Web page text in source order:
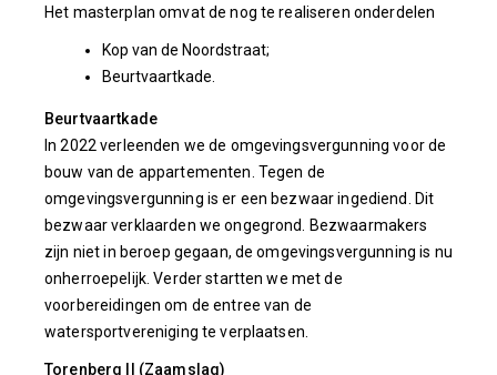
Het masterplan omvat de nog te realiseren onderdelen
Kop van de Noordstraat;
Beurtvaartkade.
Beurtvaartkade
In 2022 verleenden we de omgevingsvergunning voor de
bouw van de appartementen. Tegen de
omgevingsvergunning is er een bezwaar ingediend. Dit
bezwaar verklaarden we ongegrond. Bezwaarmakers
zijn niet in beroep gegaan, de omgevingsvergunning is nu
onherroepelijk. Verder startten we met de
voorbereidingen om de entree van de
watersportvereniging te verplaatsen.
Torenberg II (Zaamslag)